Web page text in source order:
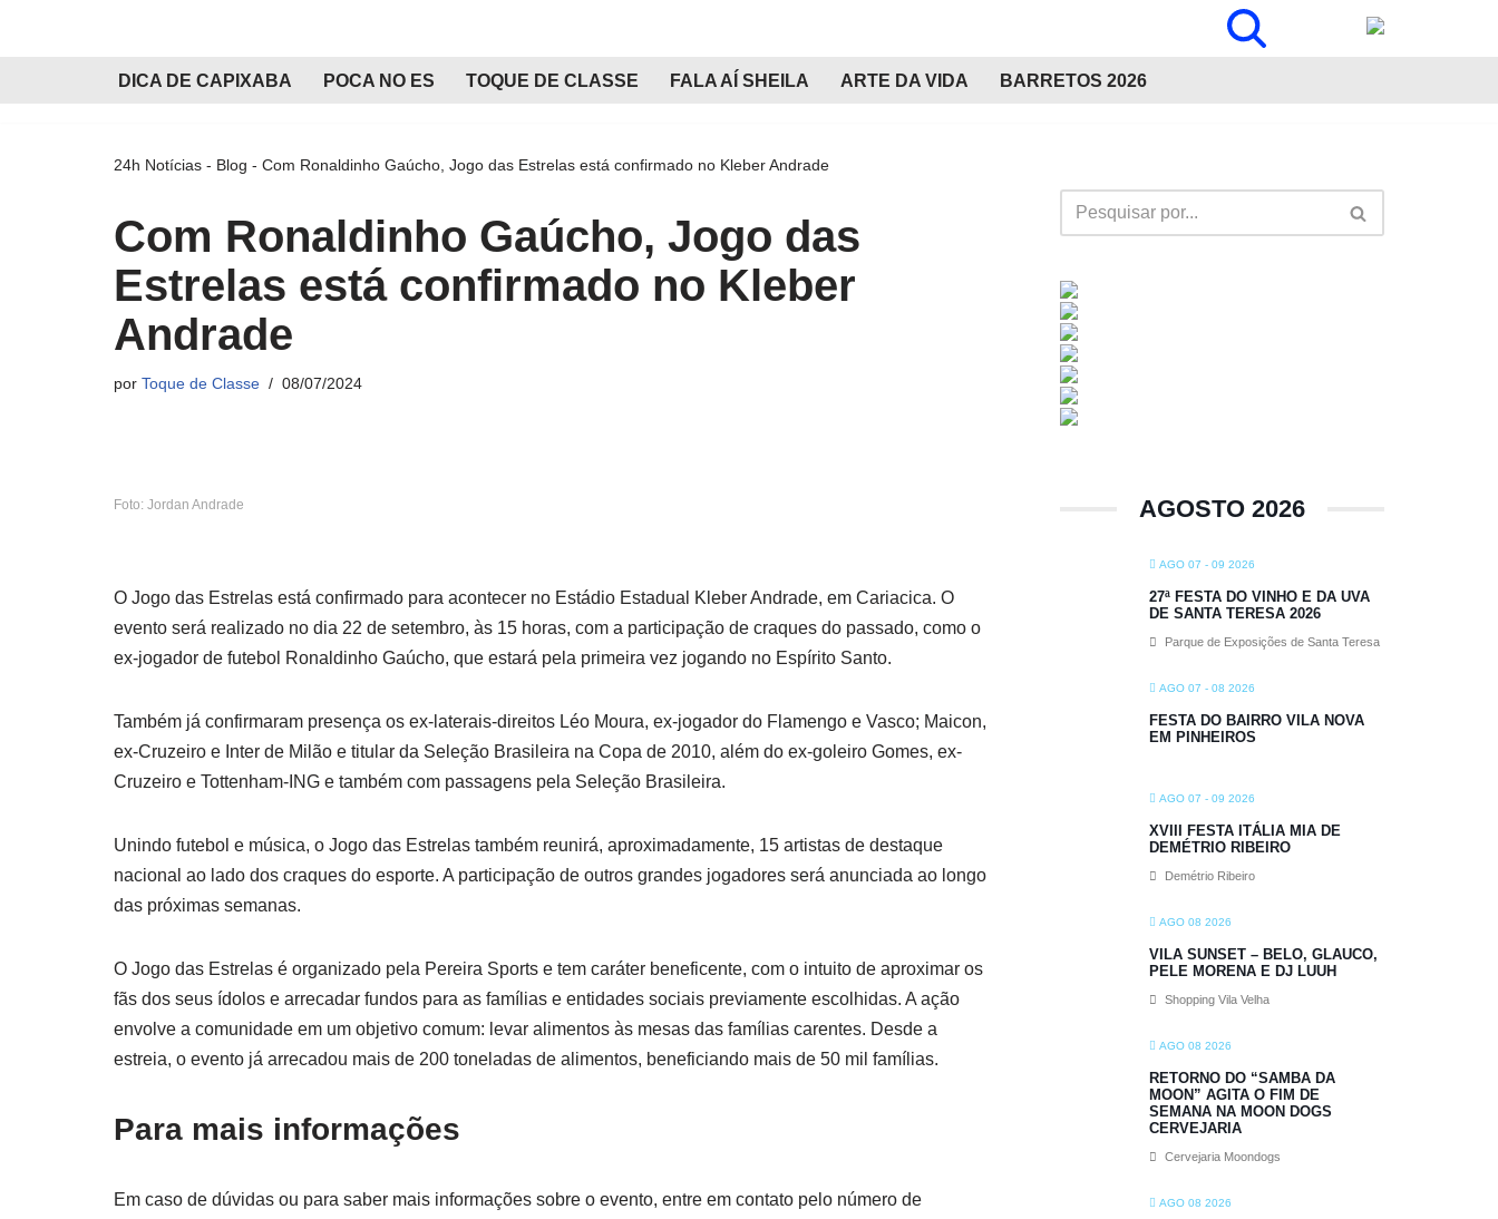
DICA DE CAPIXABA POCA NO ES TOQUE DE CLASSE FALA AÍ SHEILA ARTE DA VIDA BARRETOS 2026
24h Notícias - Blog - Com Ronaldinho Gaúcho, Jogo das Estrelas está confirmado no Kleber Andrade
Com Ronaldinho Gaúcho, Jogo das
Estrelas está confirmado no Kleber
Andrade
por Toque de Classe 08/07/2024
Foto: Jordan Andrade
O Jogo das Estrelas está confirmado para acontecer no Estádio Estadual Kleber Andrade, em Cariacica. O
evento será realizado no dia 22 de setembro, às 15 horas, com a participação de craques do passado, como o
ex-jogador de futebol Ronaldinho Gaúcho, que estará pela primeira vez jogando no Espírito Santo.
Também já confirmaram presença os ex-laterais-direitos Léo Moura, ex-jogador do Flamengo e Vasco; Maicon,
ex-Cruzeiro e Inter de Milão e titular da Seleção Brasileira na Copa de 2010, além do ex-goleiro Gomes, ex-
Cruzeiro e Tottenham-ING e também com passagens pela Seleção Brasileira.
Unindo futebol e música, o Jogo das Estrelas também reunirá, aproximadamente, 15 artistas de destaque
nacional ao lado dos craques do esporte. A participação de outros grandes jogadores será anunciada ao longo
das próximas semanas.
O Jogo das Estrelas é organizado pela Pereira Sports e tem caráter beneficente, com o intuito de aproximar os
fãs dos seus ídolos e arrecadar fundos para as famílias e entidades sociais previamente escolhidas. A ação
envolve a comunidade em um objetivo comum: levar alimentos às mesas das famílias carentes. Desde a
estreia, o evento já arrecadou mais de 200 toneladas de alimentos, beneficiando mais de 50 mil famílias.
Para mais informações
Em caso de dúvidas ou para saber mais informações sobre o evento, entre em contato pelo número de
AGOSTO 2026
AGO 07 - 09 2026
27ª FESTA DO VINHO E DA UVA
DE SANTA TERESA 2026
Parque de Exposições de Santa Teresa
AGO 07 - 08 2026
FESTA DO BAIRRO VILA NOVA
EM PINHEIROS
AGO 07 - 09 2026
XVIII FESTA ITÁLIA MIA DE
DEMÉTRIO RIBEIRO
Demétrio Ribeiro
AGO 08 2026
VILA SUNSET – BELO, GLAUCO,
PELE MORENA E DJ LUUH
Shopping Vila Velha
AGO 08 2026
RETORNO DO “SAMBA DA
MOON” AGITA O FIM DE
SEMANA NA MOON DOGS
CERVEJARIA
Cervejaria Moondogs
AGO 08 2026